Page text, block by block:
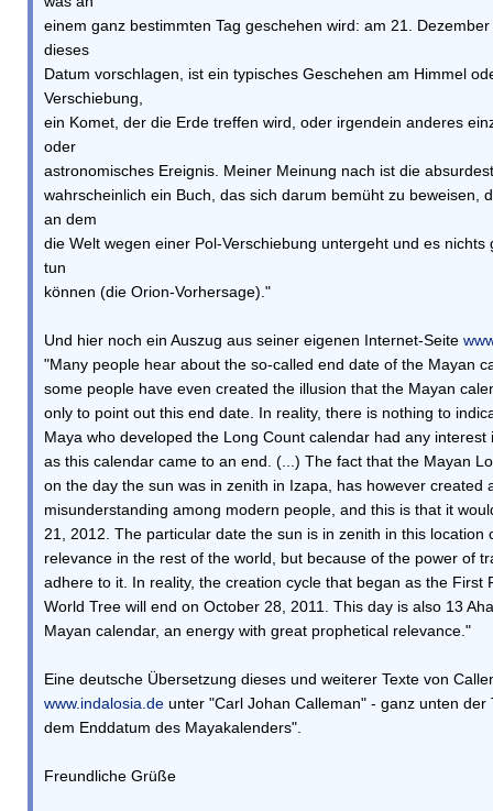
einem ganz bestimmten Tag geschehen wird: am 21.
dieses
Datum vorschlagen, ist ein typisches Geschehen am Himmel
Verschiebung,
ein Komet, der die Erde treffen wird, oder irgendein anderes
oder
astronomisches Ereignis. Meiner Meinung nach ist die
wahrscheinlich ein Buch, das sich darum bemüht zu beweisen,
an dem
die Welt wegen einer Pol-Verschiebung untergeht und es nichts
tun
können (die Orion-Vorhersage)."
Und hier noch ein Auszug aus seiner eigenen Internet-Seite
"Many people hear about the so-called end date of the Mayan
some people have even created the illusion that the Mayan
only to point out this end date. In reality, there is nothing to
Maya who developed the Long Count calendar had any interest
as this calendar came to an end. (...) The fact that the Mayan
on the day the sun was in zenith in Izapa, has however created
misunderstanding among modern people, and this is that it
21, 2012. The particular date the sun is in zenith in this location
relevance in the rest of the world, but because of the power of
adhere to it. In reality, the creation cycle that began as the First
World Tree will end on October 28, 2011. This day is also 13
Mayan calendar, an energy with great prophetical relevance."
Eine deutsche Übersetzung dieses und weiterer Texte von
www.indalosia.de unter "Carl Johan Calleman" - ganz unten der
dem Enddatum des Mayakalenders".
Freundliche Grüße